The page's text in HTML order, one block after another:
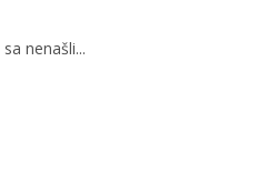
sa nenašli...